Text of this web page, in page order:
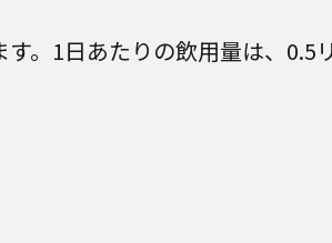
。1日あたりの飲用量は、0.5